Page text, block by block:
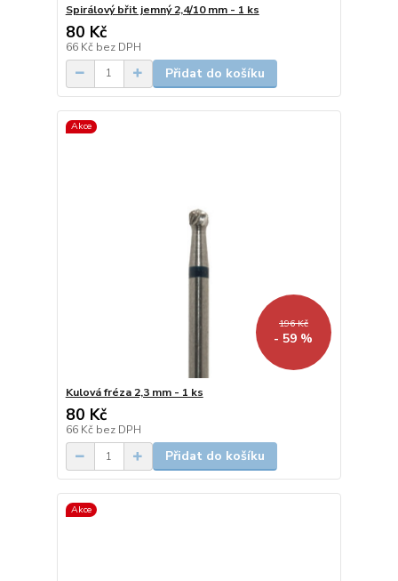
Spirálový břit jemný 2,4/10 mm - 1 ks
80 Kč
66 Kč bez DPH
Přidat do košíku
Akce
196 Kč
- 59 %
Kulová fréza 2,3 mm - 1 ks
80 Kč
66 Kč bez DPH
Přidat do košíku
Akce